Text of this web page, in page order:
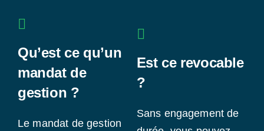
Qu’est ce qu’un
mandat de
gestion ?
Le mandat de gestion
Est ce revocable
?
Sans engagement de